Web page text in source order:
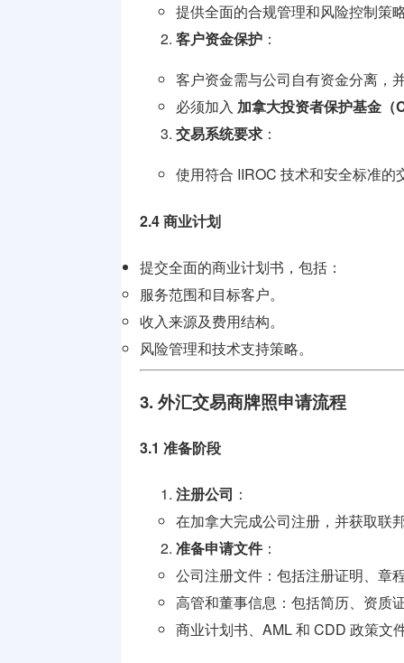
提供全面的合规管理和风险控制策
客户资金保护 ：
客户资金需与公司自有资金分离，
必须加入 加拿大投资者保护基金（
交易系统要求 ：
使用符合 IIROC 技术和安全标准
2.4 商业计划
提交全面的商业计划书，包括：
服务范围和目标客户。
收入来源及费用结构。
风险管理和技术支持策略。
3. 外汇交易商牌照申请流程
3.1 准备阶段
注册公司 ：
在加拿大完成公司注册，并获取联
准备申请文件：
公司注册文件：包括注册证明、章
高管和董事信息：包括简历、资质
商业计划书、AML 和 CDD 政策文